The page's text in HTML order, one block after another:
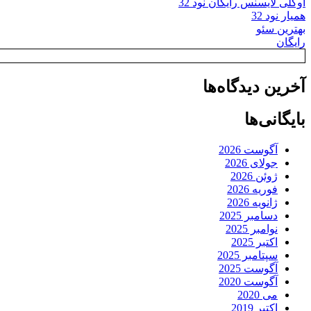
همیار نود 32
بهترین سئو
رایگان
آخرین دیدگاه‌ها
بایگانی‌ها
آگوست 2026
جولای 2026
ژوئن 2026
فوریه 2026
ژانویه 2026
دسامبر 2025
نوامبر 2025
اکتبر 2025
سپتامبر 2025
آگوست 2025
آگوست 2020
می 2020
اکتبر 2019